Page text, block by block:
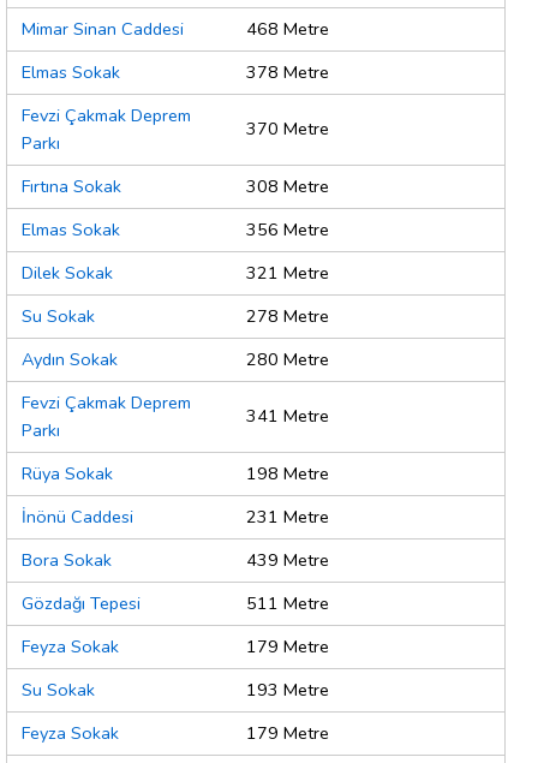
Mimar Sinan Caddesi
468 Metre
Elmas Sokak
378 Metre
Fevzi Çakmak Deprem
Parkı
370 Metre
Fırtına Sokak
308 Metre
Elmas Sokak
356 Metre
Dilek Sokak
321 Metre
Su Sokak
278 Metre
Aydın Sokak
280 Metre
Fevzi Çakmak Deprem
Parkı
341 Metre
Rüya Sokak
198 Metre
İnönü Caddesi
231 Metre
Bora Sokak
439 Metre
Gözdağı Tepesi
511 Metre
Feyza Sokak
179 Metre
Su Sokak
193 Metre
Feyza Sokak
179 Metre